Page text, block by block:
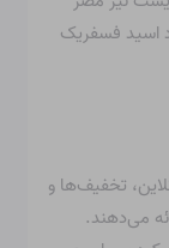
اسید فسفریک
تخفیف‌ها و
می‌دهند.